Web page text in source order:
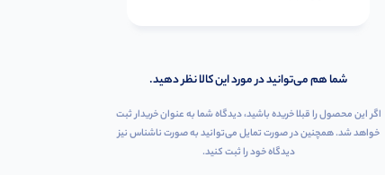
شما هم می‌توانید در مورد این کالا نظر دهید.
اگر این محصول را قبلا خریده باشید، دیدگاه شما به عنوان خریدار ثبت
خواهد شد. همچنین در صورت تمایل می‌توانید به صورت ناشناس نیز
دیدگاه خود را ثبت کنید.